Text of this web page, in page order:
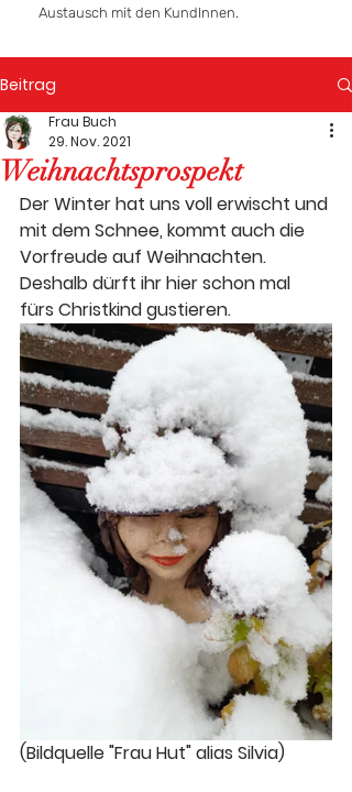
Austausch mit den KundInnen.
Beitrag
Weihnachtsprospekt
Frau Buch
29. Nov. 2021
Der Winter hat uns voll erwischt und
mit dem Schnee, kommt auch die
Vorfreude auf Weihnachten.
Deshalb dürft ihr hier schon mal
fürs Christkind gustieren.
(Bildquelle "Frau Hut" alias Silvia)